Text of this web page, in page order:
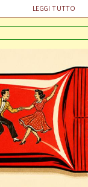
LEGGI TUTTO